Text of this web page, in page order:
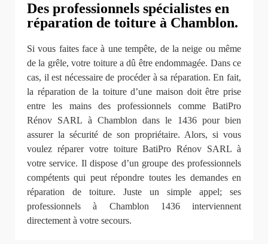
Des professionnels spécialistes en
réparation de toiture à Chamblon.
Si vous faites face à une tempête, de la neige ou même
de la grêle, votre toiture a dû être endommagée. Dans ce
cas, il est nécessaire de procéder à sa réparation. En fait,
la réparation de la toiture d’une maison doit être prise
entre les mains des professionnels comme BatiPro
Rénov SARL à Chamblon dans le 1436 pour bien
assurer la sécurité de son propriétaire. Alors, si vous
voulez réparer votre toiture BatiPro Rénov SARL à
votre service. Il dispose d’un groupe des professionnels
compétents qui peut répondre toutes les demandes en
réparation de toiture. Juste un simple appel; ses
professionnels à Chamblon 1436 interviennent
directement à votre secours.